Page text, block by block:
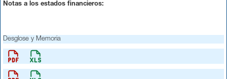
Notas a los estados financieros:
Desglose y Memoria